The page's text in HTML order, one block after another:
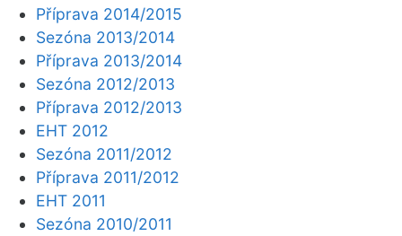
Příprava 2014/2015
Sezóna 2013/2014
Příprava 2013/2014
Sezóna 2012/2013
Příprava 2012/2013
EHT 2012
Sezóna 2011/2012
Příprava 2011/2012
EHT 2011
Sezóna 2010/2011